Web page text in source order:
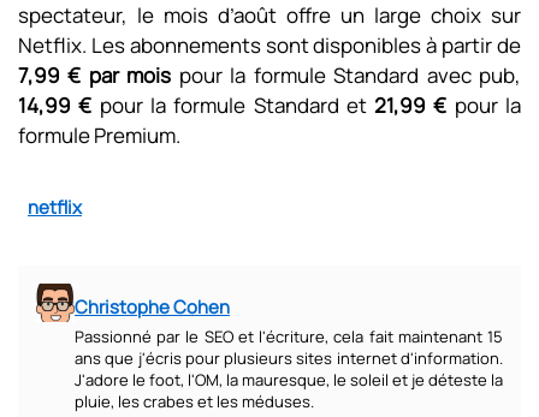
spectateur, le mois d’août offre un large choix sur
Netflix. Les abonnements sont disponibles à partir de
7,99 € par mois pour la formule Standard avec pub,
14,99 € pour la formule Standard et21,99 € pour la
formule Premium.
netflix
Christophe Cohen
Passionné par le SEO et l'écriture, cela fait maintenant 15
ans que j'écris pour plusieurs sites internet d'information.
J'adore le foot, l'OM, la mauresque, le soleil et je déteste la
pluie, les crabes et les méduses.